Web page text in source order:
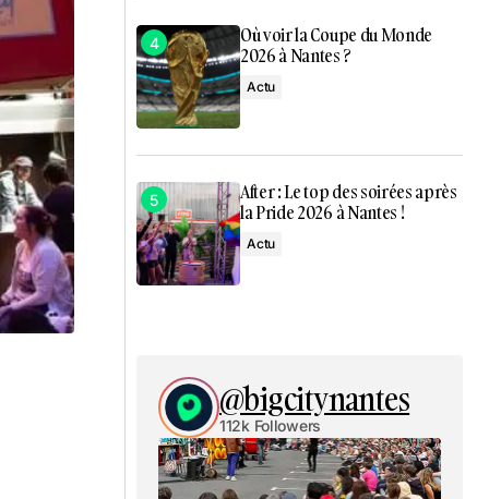
Où voir la Coupe du Monde
2026 à Nantes ?
Actu
After : Le top des soirées après
la Pride 2026 à Nantes !
Actu
@bigcitynantes
112k Followers